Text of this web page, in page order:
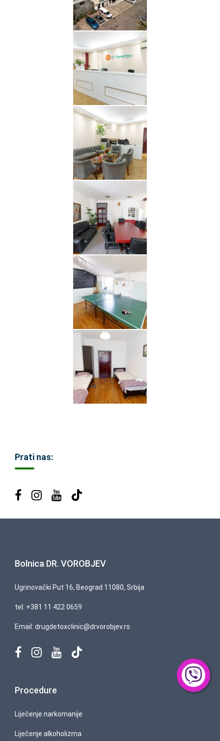
Prati nas:
Bolnica DR. VOROBJEV
Ugrinovački Put 16, Beograd 11080, Srbija
tel: +381 11 422 0659
Email: drugdetoxclinic@drvorobjev.rs
Procedure
Liječenje narkomanije
Liječenje alkoholizma